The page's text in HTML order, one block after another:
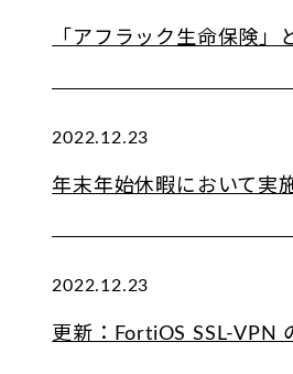
「アフラック生命保険
2022.12.23
年末年始休暇において実
2022.12.23
更新：FortiOS SSL-VPN